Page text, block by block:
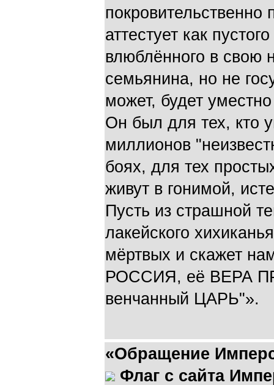
покровительственно
аттестует как
влюблённого в свою
семьянина, но не
может, будет
Он был для тех, кто
миллионов
боях, для тех
живут в гонимой,
Пусть из страшной
лакейского
мёртвых и скажет
РОССИЯ, её ВЕРА
венчанный ЦАРЬ"».
«Обращение
Флаг с сайта